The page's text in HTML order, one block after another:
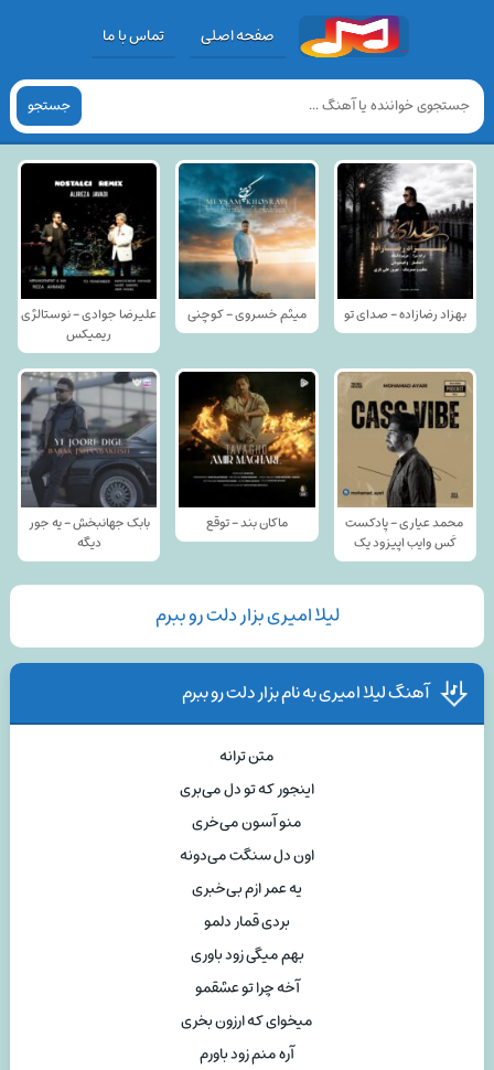
صفحه اصلی تماس با ما
جستجو
بهزاد رضازاده - صدای تو میثم خسروی - کوچنی
علیرضا جوادی - نوستالژی
ریمیکس
محمد عیاری - پادکست
کَس وایب اپیزود یک
ماکان بند - توقع
بابک جهانبخش - یه جور
دیگه
لیلا امیری بزار دلت رو ببرم
آهنگ لیلا امیری به نام بزار دلت رو ببرم
متن ترانه
اینجور که تو دل می‌بری
منو آسون می‌خری
اون دل سنگت می‌دونه
یه عمر ازم بی‌خبری
بردی قمار دلمو
بهم میگی زود باوری
آخه چرا تو عشقمو
میخوای که ارزون بخری
آره منم زود باورم